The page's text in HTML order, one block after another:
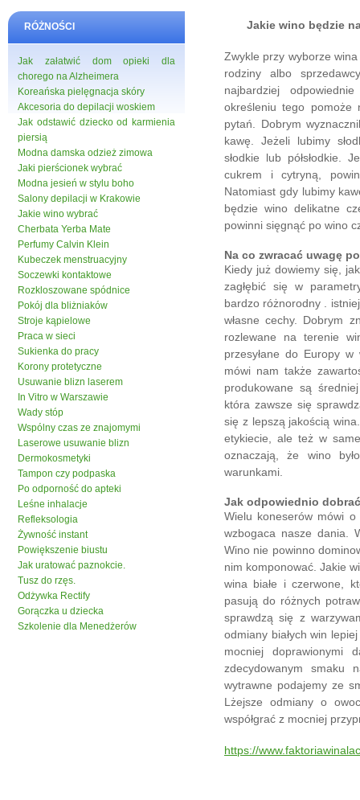
RÓŻNOŚCI
Jak załatwić dom opieki dla
chorego na Alzheimera
Koreańska pielęgnacja skóry
Akcesoria do depilacji woskiem
Jak odstawić dziecko od karmienia
piersią
Modna damska odzież zimowa
Jaki pierścionek wybrać
Modna jesień w stylu boho
Salony depilacji w Krakowie
Jakie wino wybrać
Cherbata Yerba Mate
Perfumy Calvin Klein
Kubeczek menstruacyjny
Soczewki kontaktowe
Rozkloszowane spódnice
Pokój dla bliżniaków
Stroje kąpielowe
Praca w sieci
Sukienka do pracy
Korony protetyczne
Usuwanie blizn laserem
In Vitro w Warszawie
Wady stóp
Wspólny czas ze znajomymi
Laserowe usuwanie blizn
Dermokosmetyki
Tampon czy podpaska
Po odporność do apteki
Leśne inhalacje
Refleksologia
Żywność instant
Powiększenie biustu
Jak uratować paznokcie.
Tusz do rzęs.
Odżywka Rectify
Gorączka u dziecka
Szkolenie dla Menedżerów
Jakie wino będzie
Zwykle przy wyborze
rodziny albo
najbardziej
określeniu tego pomoże
pytań. Dobrym
kawę. Jeżeli lubimy
słodkie lub półsłodkie.
cukrem i cytryną,
Natomiast gdy lubimy
będzie wino delikatne
powinni sięgnąć po wino
Na co zwracać uwagę
Kiedy już dowiemy się,
zagłębić się w
bardzo różnorodny .
własne cechy. Dobrym
rozlewane na terenie
przesyłane do Europy
mówi nam także
produkowane są
która zawsze się
się z lepszą jakością
etykiecie, ale też w
oznaczają, że wino
warunkami.
Jak odpowiednio
Wielu koneserów mówi
wzbogaca nasze dania.
Wino nie powinno
nim komponować. Jakie
wina białe i czerwone,
pasują do różnych
sprawdzą się z
odmiany białych win
mocniej
zdecydowanym smaku
wytrawne podajemy ze
Lżejsze odmiany o
współgrać z mocniej
https://